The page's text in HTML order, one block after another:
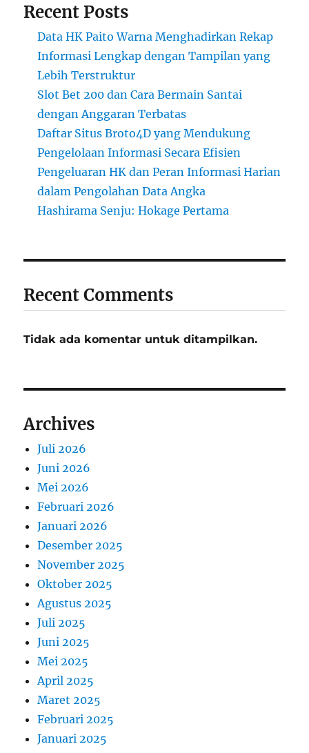
Recent Posts
Data HK Paito Warna Menghadirkan Rekap
Informasi Lengkap dengan Tampilan yang
Lebih Terstruktur
Slot Bet 200 dan Cara Bermain Santai
dengan Anggaran Terbatas
Daftar Situs Broto4D yang Mendukung
Pengelolaan Informasi Secara Efisien
Pengeluaran HK dan Peran Informasi Harian
dalam Pengolahan Data Angka
Hashirama Senju: Hokage Pertama
Recent Comments
Tidak ada komentar untuk ditampilkan.
Archives
Juli 2026
Juni 2026
Mei 2026
Februari 2026
Januari 2026
Desember 2025
November 2025
Oktober 2025
Agustus 2025
Juli 2025
Juni 2025
Mei 2025
April 2025
Maret 2025
Februari 2025
Januari 2025